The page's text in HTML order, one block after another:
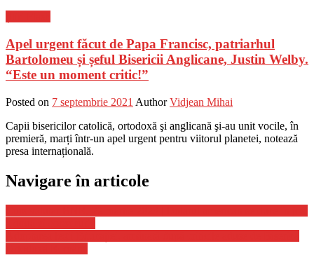
Apel urgent făcut de Papa Francisc, patriarhul
Bartolomeu și șeful Bisericii Anglicane, Justin Welby.
“Este un moment critic!”
Posted on 7 septembrie 2021 Author Vidjean Mihai
Capii bisericilor catolică, ortodoxă şi anglicană şi-au unit vocile, în
premieră, marți într-un apel urgent pentru viitorul planetei, notează
presa internațională.
Navigare în articole